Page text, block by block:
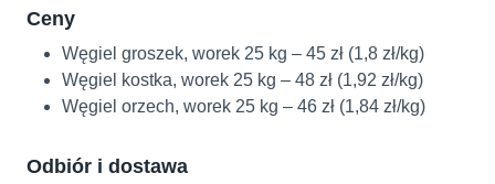
Ceny
Węgiel groszek, worek 25 kg – 45 zł (1,8 zł/kg)
Węgiel kostka, worek 25 kg – 48 zł (1,92 zł/kg)
Węgiel orzech, worek 25 kg – 46 zł (1,84 zł/kg)
Odbiór i dostawa